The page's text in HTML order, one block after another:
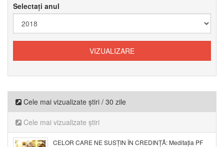
Selectați anul
Cele mai vizualizate știri / 30 zile
Cele mai vizualizate știri
CELOR CARE NE SUSȚIN ÎN CREDINȚĂ: Meditația PF